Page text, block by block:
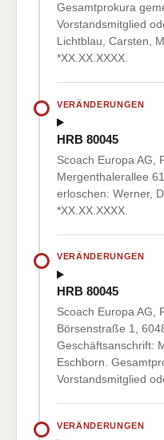
Gesamtprokura
Vorstandsmitglied
Lichtblau, Carsten,
*XX.XX.XXXX.
VERÄNDERUNGEN
HRB 80045
Scoach Europa AG,
Mergenthalerallee
erloschen: Werner,
*XX.XX.XXXX.
VERÄNDERUNGEN
HRB 80045
Scoach Europa AG,
Börsenstraße 1,
Geschäftsanschrift:
Eschborn.
Vorstandsmitglied
VERÄNDERUNGEN